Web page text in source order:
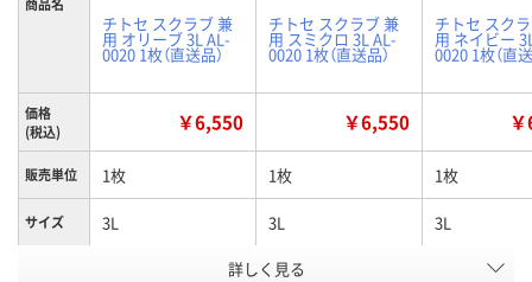
チトセ スクラブ 兼
用 オリーブ 3L AL-
0020 1枚（直送品）
チトセ スクラブ 兼
用 スミクロ 3L AL-
0020 1枚（直送品）
チトセ スク
用 ネイビー
0020 1枚（直
価格
(税込)
￥6,550 ￥6,550
販売単位 1枚 1枚 1枚
サイズ 3L 3L 3L
スミクロ ネイビー
詳しく見る